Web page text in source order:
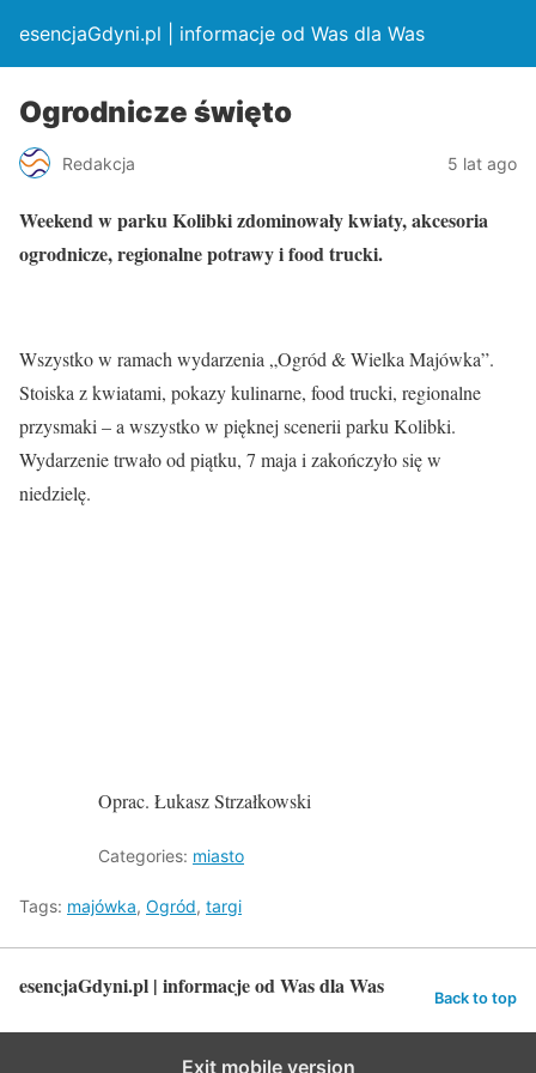
esencjaGdyni.pl | informacje od Was dla Was
Ogrodnicze święto
Redakcja 5 lat ago
Weekend w parku Kolibki zdominowały kwiaty, akcesoria
ogrodnicze, regionalne potrawy i food trucki.
Wszystko w ramach wydarzenia „Ogród & Wielka Majówka”.
Stoiska z kwiatami, pokazy kulinarne, food trucki, regionalne
przysmaki – a wszystko w pięknej scenerii parku Kolibki.
Wydarzenie trwało od piątku, 7 maja i zakończyło się w
niedzielę.
Oprac. Łukasz Strzałkowski
Categories: miasto
Tags: majówka, Ogród, targi
esencjaGdyni.pl | informacje od Was dla Was Back to top
Exit mobile version